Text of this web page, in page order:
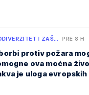
I ZAŠ… PRE 8 H
protiv požara
ova moćna
je uloga evropskih